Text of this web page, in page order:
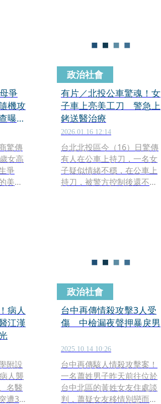
爭
機攻
曝
驚傳
女高
爭
美工
政治社會
有片／北投公車驚魂！女
子車上亮美工刀 警急上
銬送醫治療
2026.01.16 12:14
台北北投區今（16）日驚傳
有人在公車上持刀，一名女
子疑似情緒不穩，在公車上
持刀，被警方控制後還不斷
病人
江漢
附設
人襲
名醫
遭30
政治社會
台中再傳情殺攻擊3人受
傷 中檢漏夜聲押暴戾男
2025.10.14 10:26
台中再傳駭人情殺攻擊案！
一名蕭姓男子昨天前往位於
台中北區的黃姓女友住處談
判，蕭疑女友移情別戀而發